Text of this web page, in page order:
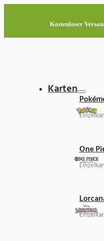
Kostenloser
Karten
One